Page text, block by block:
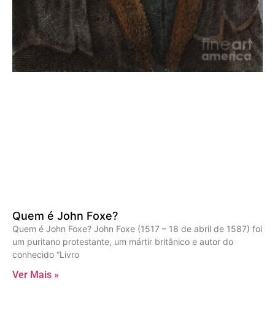
Quem é John Foxe?
Quem é John Foxe? John Foxe (1517 – 18 de abril de 1587) foi
um puritano protestante, um mártir britânico e autor do
conhecido “Livro
Ver Mais »